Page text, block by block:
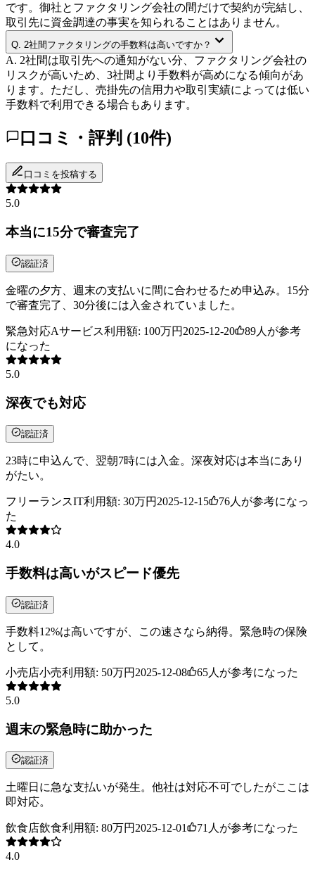
です。御社とファクタリング会社の間だけで契約が完結し、
取引先に資金調達の事実を知られることはありません。
Q. 2社間ファクタリングの手数料は高いですか？
A. 2社間は取引先への通知がない分、ファクタリング会社の
リスクが高いため、3社間より手数料が高めになる傾向があ
ります。ただし、売掛先の信用力や取引実績によっては低い
手数料で利用できる場合もあります。
口コミ・評判 (10件)
口コミを投稿する
5.0
本当に15分で審査完了
認証済
金曜の夕方、週末の支払いに間に合わせるため申込み。15分
で審査完了、30分後には入金されていました。
緊急対応Aサービス利用額: 100万円 2025-12-20 89人が参考
になった
5.0
深夜でも対応
認証済
23時に申込んで、翌朝7時には入金。深夜対応は本当にあり
がたい。
フリーランスIT利用額: 30万円 2025-12-15 76人が参考になっ
た
4.0
手数料は高いがスピード優先
認証済
手数料12%は高いですが、この速さなら納得。緊急時の保険
として。
小売店小売利用額: 50万円 2025-12-08 65人が参考になった
5.0
週末の緊急時に助かった
認証済
土曜日に急な支払いが発生。他社は対応不可でしたがここは
即対応。
飲食店飲食利用額: 80万円 2025-12-01 71 人が参考になった
4.0